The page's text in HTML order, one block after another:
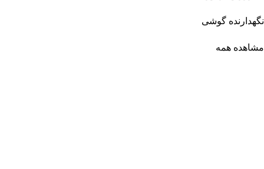
نگهدارنده گوشی
مشاهده همه